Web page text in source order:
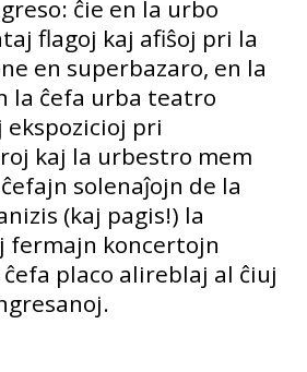
ĉie en la urbo
flagoj kaj afiŝoj pri la
en superbazaro, en la
la ĉefa urba teatro
pri
kaj la urbestro mem
solenaĵojn de la
(kaj pagis!) la
fermajn koncertojn
placo alireblaj al ĉiuj